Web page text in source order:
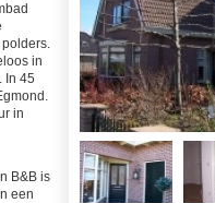
in
In 45
in
B&B is
een